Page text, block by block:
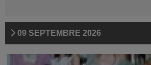
09 SEPTEMBRE 2026